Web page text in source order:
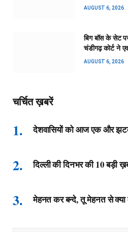
AUGUST 6, 2026
बिग बॉस के सेट
चंडीगढ़ कोर्ट ने
AUGUST 6, 2026
चर्चित ख़बरें
देशवासियों को आज एक और
दिल्ली की दिनभर की 10 बड़ी
मेहनत कर बन्दे, तू मेहनत से क्या